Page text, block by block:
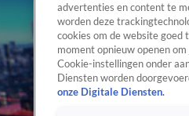
advertenties en content te
worden deze
cookies om de website goed
moment opnieuw openen
Cookie-instellingen onder
Diensten worden
onze Digitale Diensten.